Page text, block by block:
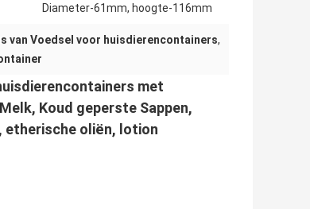
Diameter-61mm, hoogte-116mm
van Voedsel voor huisdierencontainers,
met
Koud geperste Sappen,
etherische oliën, lotion